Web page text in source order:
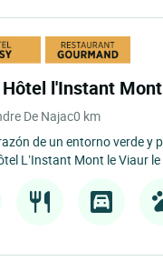
Hôtel l'Instant
De Najac0 km
de un entorno verde y
L’Instant Mont le Viaur